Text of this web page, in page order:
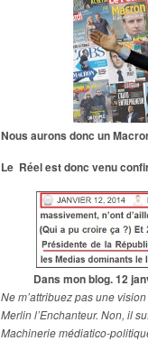
Nous aurons donc un
Le Réel est donc venu
Dans mon blog. 12
Ne m’attribuez pas une
Merlin l’Enchanteur. Non, il
Machinerie médiatico-